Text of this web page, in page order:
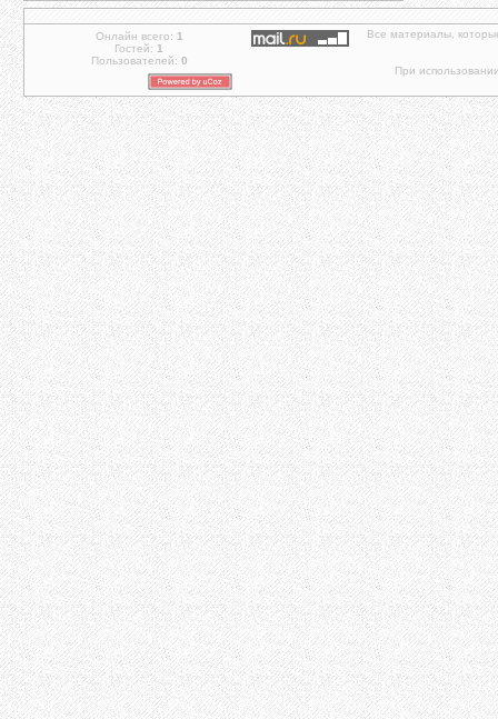
Онлайн всего: 1
Гостей: 1
Пользователей: 0
Все материалы,
При